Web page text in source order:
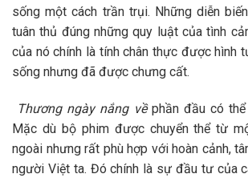
sống một cách trần trụi. Những diễn
tuân thủ đúng những quy luật của tình
của nó chính là tính chân thực được hình
sống nhưng đã được chưng cất.
Thương ngày nắng về phần đầu có
Mặc dù bộ phim được chuyển thể từ
ngoài nhưng rất phù hợp với hoàn cảnh,
người Việt ta. Đó chính là sự đầu tư của